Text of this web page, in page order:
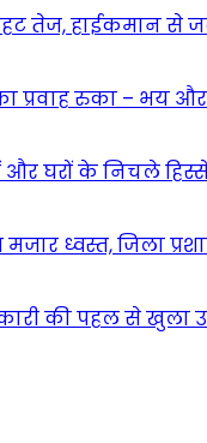
तेज, हाईकमान से
प्रवाह रुका – भय
घरों के निचले
ध्वस्त, जिला
की पहल से खुला